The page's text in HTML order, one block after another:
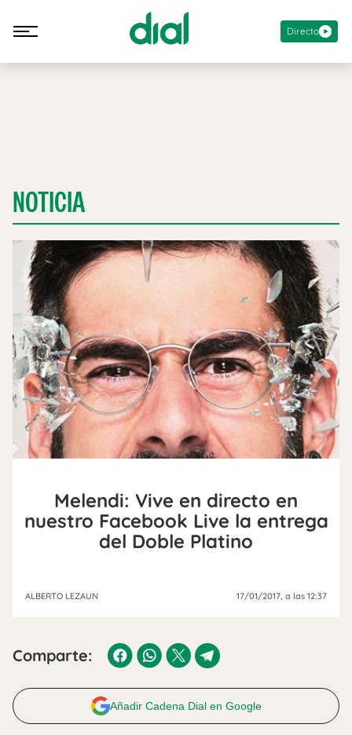
Directo
NOTICIA
Melendi: Vive en directo en
nuestro Facebook Live la entrega
del Doble Platino
ALBERTO LEZAUN 17/01/2017 , a las 12:37
Comparte:
Añadir Cadena Dial en Google